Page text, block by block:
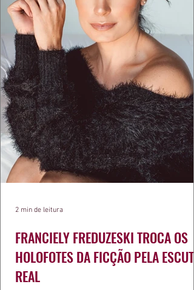
FRANCIELY FREDUZESKI TROCA OS
HOLOFOTES DA FICÇÃO PELA ESCUTA
REAL
2 min de leitura